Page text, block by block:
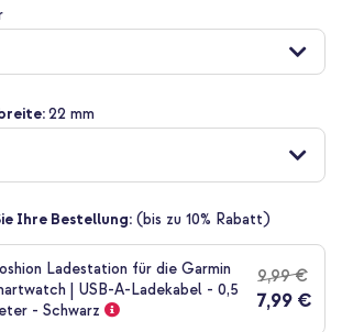
22 mm
Ihre Bestellung: (bis zu 10% Rabatt)
Ladestation für die Garmin
| USB-A-Ladekabel - 0,5
- Schwarz
9,99 €
7,99 €